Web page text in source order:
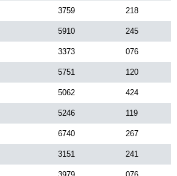
3759 218
5910 245
3373 076
5751 120
5062 424
5246 119
6740 267
3151 241